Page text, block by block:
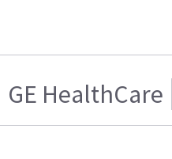
GE HealthCare